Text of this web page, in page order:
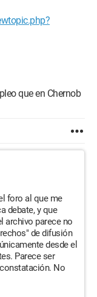
que en Chernob
foro al que me
debate, y que
archivo parece no
de difusión
desde el
Parece ser
No